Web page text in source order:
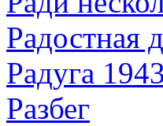
Радостная
Радуга
Разбег